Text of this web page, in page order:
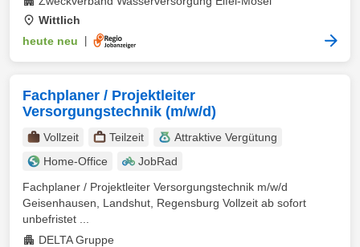
Wittlich
heute neu
Fachplaner / Projektleiter
Versorgungstechnik (m/w/d)
Vollzeit Teilzeit
Attraktive Vergütung
Home-Office
JobRad
Fachplaner / Projektleiter Versorgungstechnik m/w/d
Geisenhausen, Landshut, Regensburg Vollzeit ab sofort
unbefristet ...
DELTA Gruppe